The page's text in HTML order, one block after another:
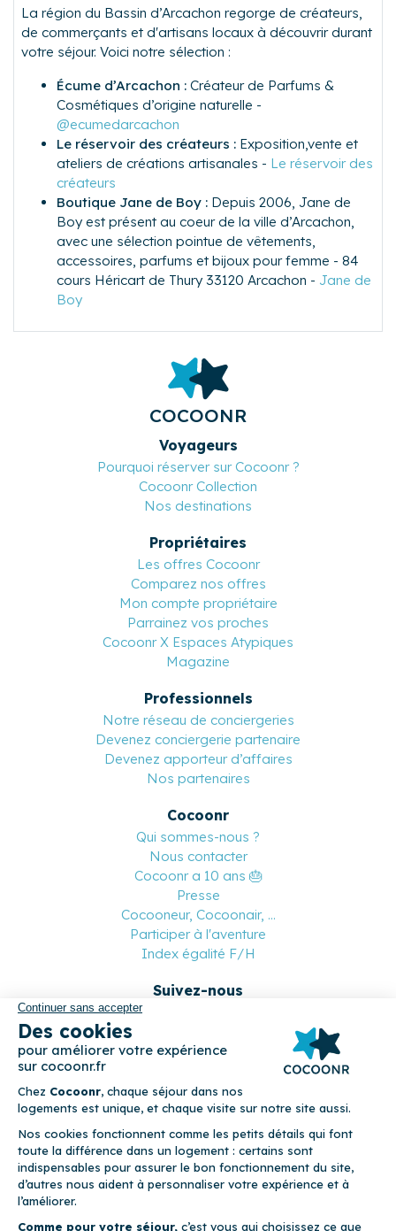
La région du Bassin d’Arcachon regorge de créateurs,
de commerçants et d'artisans locaux à découvrir durant
votre séjour. Voici notre sélection :
Écume d’Arcachon : Créateur de Parfums &
Cosmétiques d’origine naturelle -
@ecumedarcachon
Le réservoir des créateurs : Exposition,vente et
ateliers de créations artisanales - Le réservoir des
créateurs
Boutique Jane de Boy : Depuis 2006, Jane de
Boy est présent au coeur de la ville d’Arcachon,
avec une sélection pointue de vêtements,
accessoires, parfums et bijoux pour femme - 84
cours Héricart de Thury 33120 Arcachon - Jane de
Boy
COCOONR
Voyageurs
Pourquoi réserver sur Cocoonr ?
Cocoonr Collection
Nos destinations
Propriétaires
Les offres Cocoonr
Comparez nos offres
Mon compte propriétaire
Parrainez vos proches
Cocoonr X Espaces Atypiques
Magazine
Professionnels
Notre réseau de conciergeries
Devenez conciergerie partenaire
Devenez apporteur d’affaires
Nos partenaires
Cocoonr
Qui sommes-nous ?
Nous contacter
Cocoonr a 10 ans 🎂
Presse
Cocooneur, Cocoonair, ...
Participer à l'aventure
Index égalité F/H
Suivez-nous